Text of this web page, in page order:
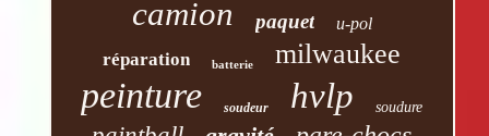
camion paquet u-pol
réparation batterie milwaukee
peinture soudeur hvlp soudure